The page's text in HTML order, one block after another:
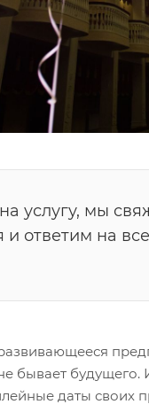
услугу, мы
ответим на
бывает
даты своих